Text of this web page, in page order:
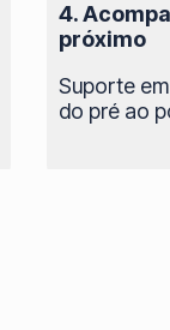
4.
próximo
Suporte
do pré ao